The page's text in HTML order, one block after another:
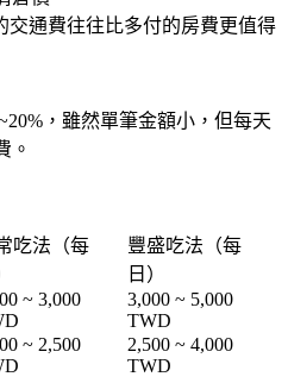
交通費往往比多付的房費更值得
，雖然單筆金額小，但每天
。
吃法（每
豐盛吃法（每
日）
~ 3,000
3,000 ~ 5,000
TWD
~ 2,500
2,500 ~ 4,000
TWD